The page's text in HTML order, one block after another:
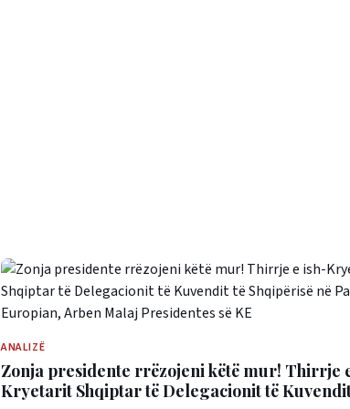
ANALIZË
Zonja presidente rrëzojeni këtë mur! Thirrje
Kryetarit Shqiptar të Delegacionit të